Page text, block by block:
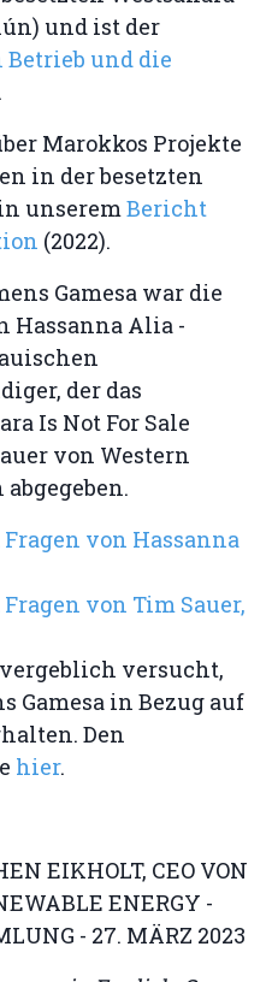
und ist der
und die
.
Marokkos Projekte
in der besetzten
unseremBericht
(2022).
Gamesa war die
Hassanna Alia -
der das
Is Not For Sale
von Western
von Hassanna
von Tim Sauer,
versucht,
Gamesa in Bezug auf
Den
hier.
EIKHOLT, CEO VON
ENERGY -
- 27. MÄRZ 2023